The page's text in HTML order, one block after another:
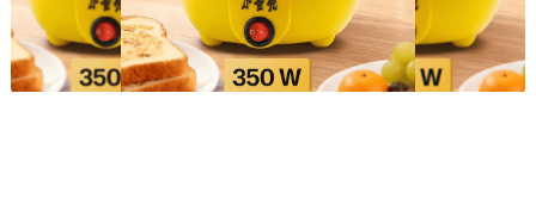
Rincian yang Anda dapatkan untuk pembelian produk ini:
1 x TaffHOME Alat Rebus Telur Listrik 7 Slot Mini Electric Egg
Cooker 350W - YS-203
1 x Baki Telur